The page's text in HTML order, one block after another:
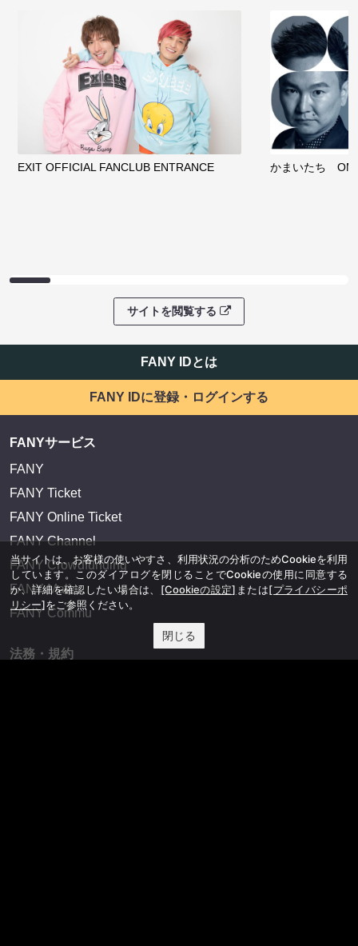
EXIT OFFICIAL FANCLUB ENTRANCE かまいたち
サイトを閲覧する
FANY IDとは
FANY IDに登録・ログインする
FANYサービス
FANY
FANY Ticket
FANY Online Ticket
FANY Channel
FANY Crowdfunding
FANY Mall
FANY Commu
法務・規約
当サイトは、お客様の使いやすさ、利用状況の分析のためCookieを利用
しています。このダイアログを閉じることでCookieの使用に同意する
か、詳細を確認したい場合は、 [Cookieの設定] または[プライバシーポ
リシー]をご参照ください。
閉じる